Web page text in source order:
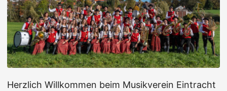
Herzlich Willkommen beim Musikverein Eintracht